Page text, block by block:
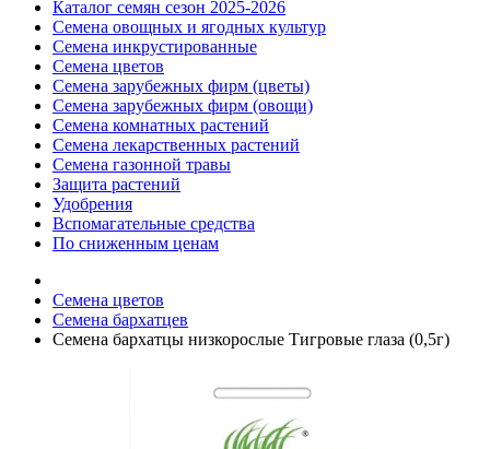
Каталог семян сезон 2025-2026
Семена овощных и ягодных культур
Семена инкрустированные
Семена цветов
Семена зарубежных фирм (цветы)
Семена зарубежных фирм (овощи)
Семена комнатных растений
Семена лекарственных растений
Семена газонной травы
Защита растений
Удобрения
Вспомагательные средства
По сниженным ценам
Семена цветов
Семена бархатцев
Семена бархатцы низкорослые Тигровые глаза (0,5г)